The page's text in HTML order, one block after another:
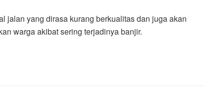
jalan yang dirasa kurang berkualitas dan juga akan
warga akibat sering terjadinya banjir.